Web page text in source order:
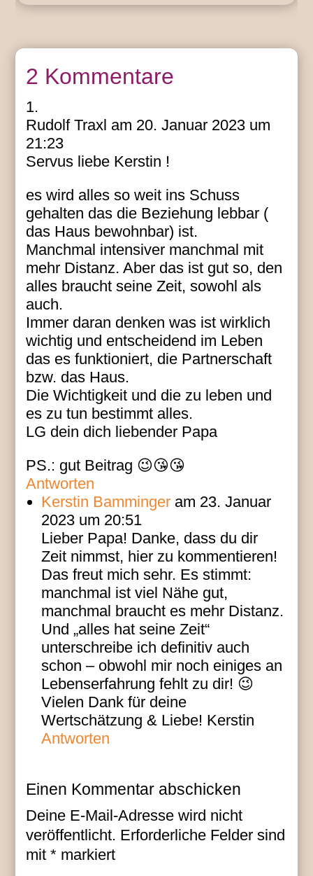
2 Kommentare
Rudolf Traxl am 20. Januar 2023 um
21:23
Servus liebe Kerstin !
es wird alles so weit ins Schuss
gehalten das die Beziehung lebbar (
das Haus bewohnbar) ist.
Manchmal intensiver manchmal mit
mehr Distanz. Aber das ist gut so, den
alles braucht seine Zeit, sowohl als
auch.
Immer daran denken was ist wirklich
wichtig und entscheidend im Leben
das es funktioniert, die Partnerschaft
bzw. das Haus.
Die Wichtigkeit und die zu leben und
es zu tun bestimmt alles.
LG dein dich liebender Papa
PS.: gut Beitrag 😉😘😘
Antworten
Kerstin Bamminger am 23. Januar
2023 um 20:51
Lieber Papa! Danke, dass du dir
Zeit nimmst, hier zu kommentieren!
Das freut mich sehr. Es stimmt:
manchmal ist viel Nähe gut,
manchmal braucht es mehr Distanz.
Und „alles hat seine Zeit“
unterschreibe ich definitiv auch
schon – obwohl mir noch einiges an
Lebenserfahrung fehlt zu dir! 😉
Vielen Dank für deine
Wertschätzung & Liebe! Kerstin
Antworten
Einen Kommentar abschicken
Deine E-Mail-Adresse wird nicht
veröffentlicht. Erforderliche Felder sind
mit* markiert